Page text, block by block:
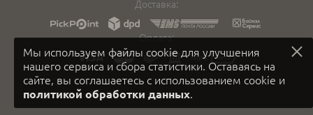
Мы используем файлы cookie для улучшения
нашего сервиса и сбора статистики. Оставаясь на
сайте, вы соглашаетесь с использованием cookie и
политикой обработки данных.
Доставка:
Оплата: